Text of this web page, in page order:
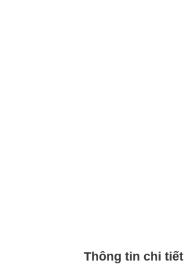
Thông tin chi tiết